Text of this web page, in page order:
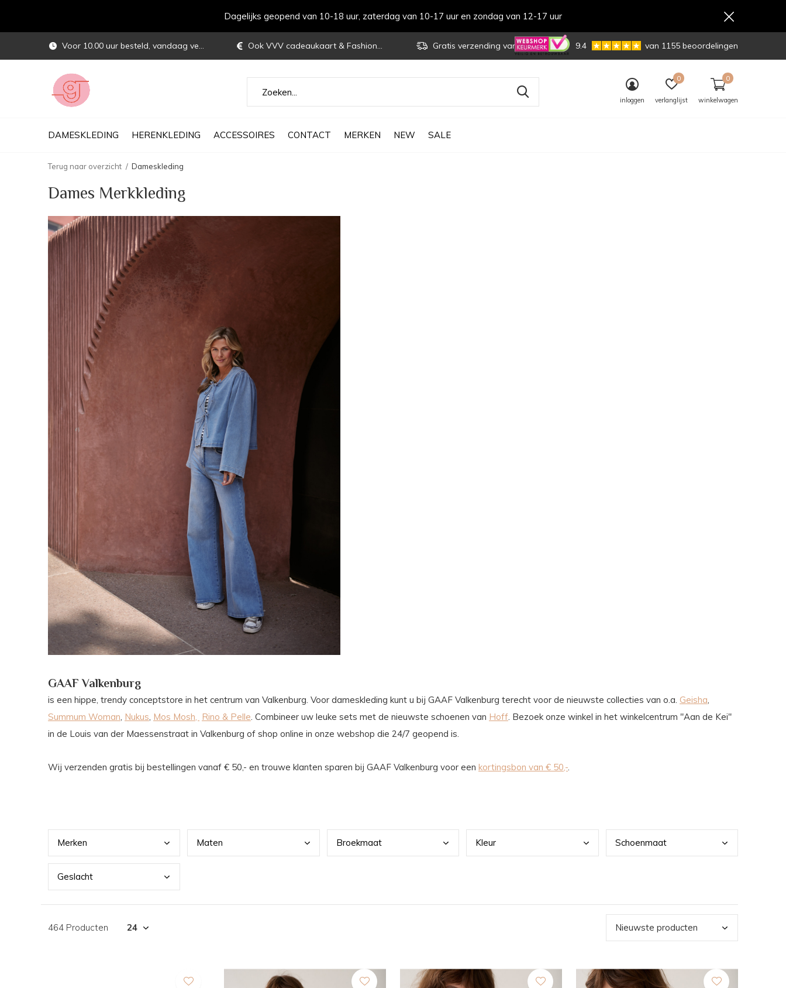
DAMESKLEDING HERENKLEDING ACCESSOIRES CONTACT MERKEN NEW SALE
inloggen verlanglijst
0
winkelwagen
0
Voor 10.00 uur besteld, vandaag verstuurd Ook VVV cadeaukaart & Fashioncheque Gratis verzending vanaf € 70,- 9.4 van 1155 beoordelingen
Dagelijks geopend van 10-18 uur, zaterdag van 10-17 uur en zondag van 12-17 uur
Terug naar overzicht Dameskleding
Dames Merkkleding
GAAF Valkenburg
is een hippe, trendy conceptstore in het centrum van Valkenburg. Voor dameskleding kunt u bij GAAF Valkenburg terecht voor de nieuwste collecties van o.a. Geisha
Summum Woman Nukus Mos Mosh, Rino & Pelle . Combineer uw leuke sets met de nieuwste schoenen van Hoff . Bezoek onze winkel in het winkelcentrum "Aan de Kei"
in de Louis van der Maessenstraat in Valkenburg of shop online in onze webshop die 24/7 geopend is.
Wij verzenden gratis bij bestellingen vanaf € 50,- en trouwe klanten sparen bij GAAF Valkenburg voor een kortingsbon van € 50,-
Merken Maten Broekmaat Kleur Schoenmaat
Geslacht
464 Producten